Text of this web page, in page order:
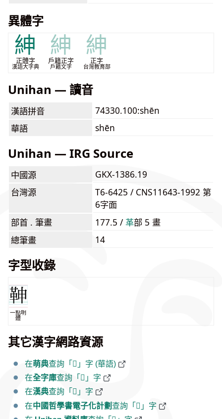
異體字
紳
正體字
漢語大字典
紳
戶籍正字
戶籍文字
紳
正字
台灣教育部
Unihan — 讀音
漢語拼音
74330.100:shēn
華語
shēn
Unihan — IRG Source
中國源
GKX-1386.19
台灣源
T6-6425 / CNS11643-1992 第
6字面
部首 . 筆畫
177.5 /⾰部 5 畫
總筆畫
14
字型收錄
一點明
體
其它漢字網路資源
在萌典查詢「𩉼」字 (華語)
在全字庫查詢「𩉼」字
在漢典查詢「𩉼」字
在中國哲學書電子化計劃查詢「𩉼」字